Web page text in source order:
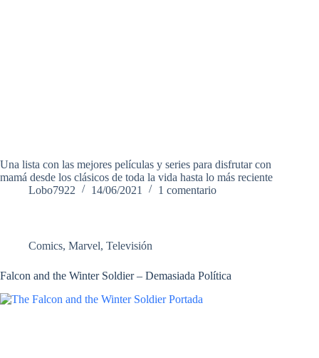
Una lista con las mejores películas y series para disfrutar con
mamá desde los clásicos de toda la vida hasta lo más reciente
Lobo7922
14/06/2021 1 comentario
Comics, Marvel, Televisión
Falcon and the Winter Soldier – Demasiada Política